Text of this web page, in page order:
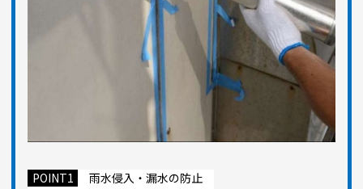
POINT1 雨水侵入・漏水の防止